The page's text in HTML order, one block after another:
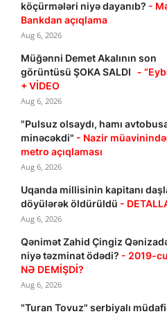
köçürmələri niyə dayanıb? -
Bankdan açıqlama
Aug 6, 2026
Müğənni Demet Akalının son
görüntüsü ŞOKA SALDI -
+ VİDEO
Aug 6, 2026
"Pulsuz olsaydı, hamı
minəcəkdi" - Nazir
metro açıqlaması
Aug 6, 2026
Uqanda millisinin kapitanı
döyülərək öldürüldü -
Aug 6, 2026
Qənimət Zahid Çingiz
niyə təzminat ödədi? - 2019-
NƏ DEMİŞDİ?
Aug 6, 2026
"Turan Tovuz" serbiyalı